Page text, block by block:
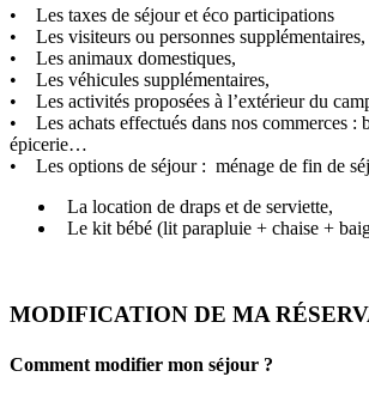
• Les taxes de séjour et éco participations
• Les visiteurs ou personnes supplémentaires,
• Les animaux domestiques,
• Les véhicules supplémentaires,
• Les activités proposées à l’extérieur du
• Les achats effectués dans nos commerces :
épicerie…
• Les options de séjour : ménage de fin de
La location de draps et de serviette,
Le kit bébé (lit parapluie + chaise +
MODIFICATION DE MA
Comment modifier mon séjour ?